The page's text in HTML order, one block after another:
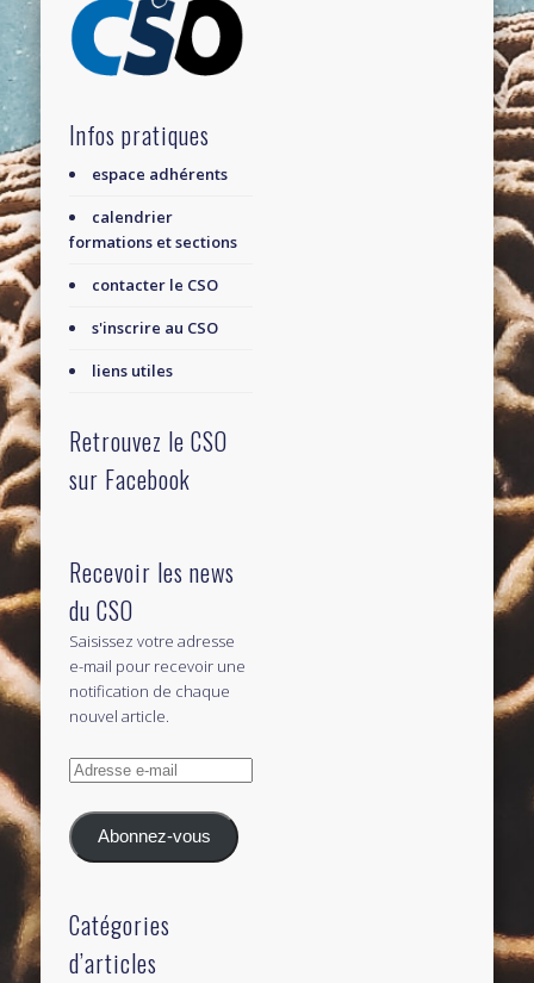
Infos pratiques
espace adhérents
calendrier
formations et sections
contacter le CSO
s'inscrire au CSO
liens utiles
Retrouvez le CSO
sur Facebook
Recevoir les news
du CSO
Saisissez votre adresse
e-mail pour recevoir une
notification de chaque
nouvel article.
Adresse
mail
Abonnez-vous
Catégories
d’articles